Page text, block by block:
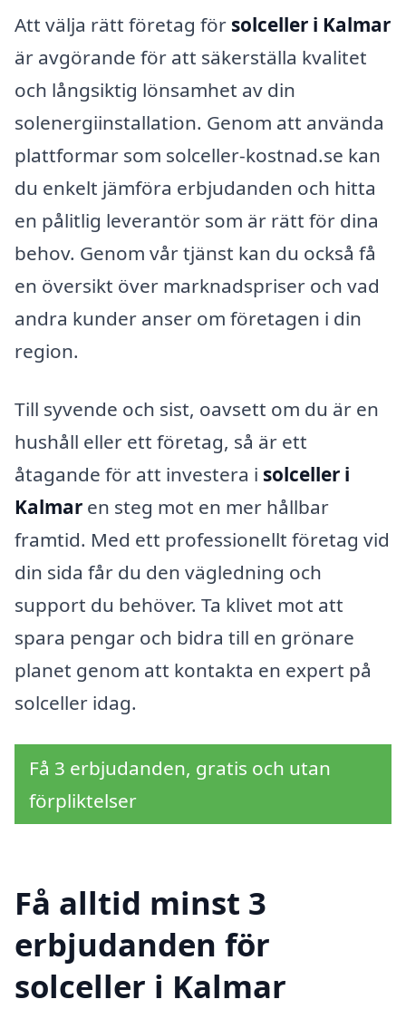
Att välja rätt företag för solceller i Kalmar
är avgörande för att säkerställa kvalitet
och långsiktig lönsamhet av din
solenergiinstallation. Genom att använda
plattformar som solceller-kostnad.se kan
du enkelt jämföra erbjudanden och hitta
en pålitlig leverantör som är rätt för dina
behov. Genom vår tjänst kan du också få
en översikt över marknadspriser och vad
andra kunder anser om företagen i din
region.
Till syvende och sist, oavsett om du är en
hushåll eller ett företag, så är ett
åtagande för att investera i solceller i
Kalmar en steg mot en mer hållbar
framtid. Med ett professionellt företag vid
din sida får du den vägledning och
support du behöver. Ta klivet mot att
spara pengar och bidra till en grönare
planet genom att kontakta en expert på
solceller idag.
Få 3 erbjudanden, gratis och utan
förpliktelser
Få alltid minst 3
erbjudanden för
solceller i Kalmar